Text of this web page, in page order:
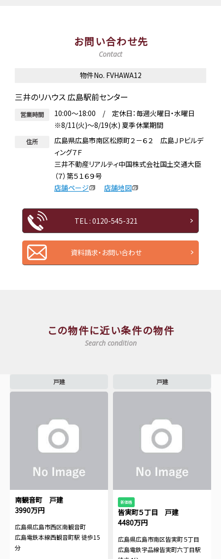
お問い合わせ先
Contact
物件No. FVHAWA12
三井のリハウス 広島駅前センター
営業時間
10:00～18:00 / 定休日：毎週火曜日・水曜日
※8/11(火)～8/19(水) 夏季休業期間
住所
広島県広島市南区松原町２－６２ 広島ＪＰビルデ
ィング７Ｆ
三井不動産リアルティ中国株式会社国土交通大臣
（７）第５１６９号
店舗ページ
店舗地図
TEL : 0120-545-321
資料請求・お問い合わせ
この物件に近い条件の物件
Search condition
戸建
南観音町 戸建
3990万円
広島県広島市西区南観音町
広島電鉄本線西観音町駅 徒歩15
分
戸建
新価格
皆実町５丁目 戸建
4480万円
広島県広島市南区皆実町５丁目
広島電鉄宇品線皆実町六丁目駅